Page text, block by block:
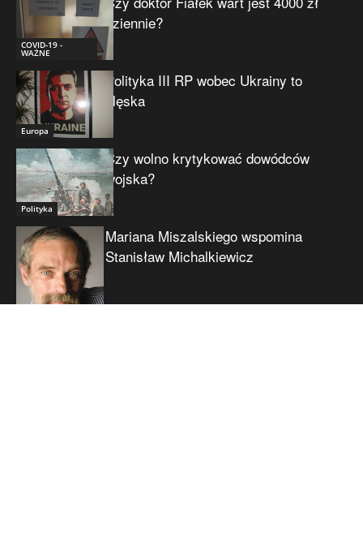
COVID-19 -
WAŻNE
dziennie?
Europa
Polityka III RP wobec Ukrainy to
klęska
Polityka
Czy wolno krytykować dowódców
wojska?
Mariana Miszalskiego wspomina
Stanisław Michalkiewicz